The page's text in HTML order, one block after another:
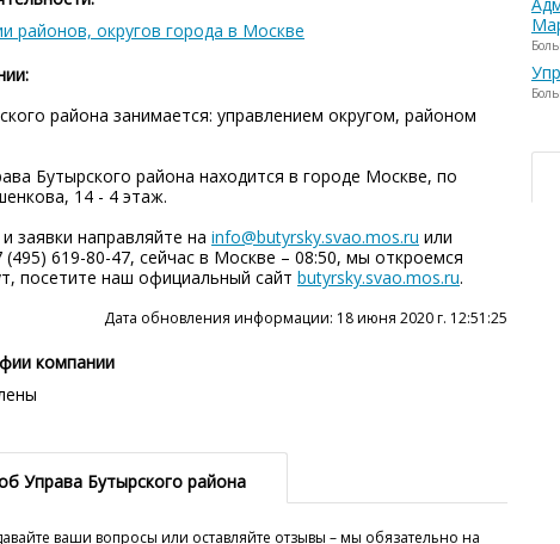
районов, округов города в Москве
района занимается: управлением округом, районом
Бутырского района находится в городе Москве, по
14 - 4 этаж.
заявки направляйте на info@butyrsky.svao.mos.ru или
(495) 619-80-47, сейчас в Москве – 08:50, мы откроемся
посетите наш официальный сайт butyrsky.svao.mos.ru.
Дата обновления информации: 18 июня 2020 г. 12:51:25
компании
Управа Бутырского района
ваши вопросы или оставляйте отзывы – мы обязательно на